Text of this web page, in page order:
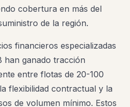
cobertura en más del
de la región.
financieros especializadas
han ganado tracción
entre flotas de 20-100
flexibilidad contractual y la
de volumen mínimo. Estos